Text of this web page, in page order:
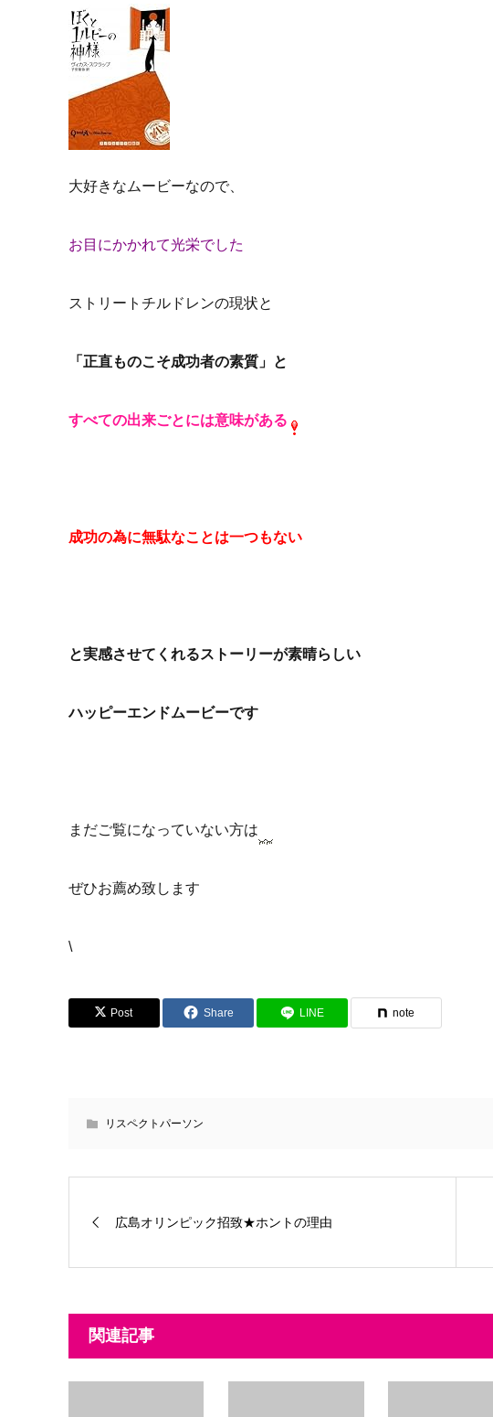
大好きなムービーなので、
お目にかかれて光栄でした
ストリートチルドレンの現状と
「正直ものこそ成功者の素質」と
すべての出来ごとには意味がある
成功の為に無駄なことは一つもない
と実感させてくれるストーリーが素晴らしい
ハッピーエンドムービーです
まだご覧になっていない方は
ぜひお薦め致します
\
Post Share LINE note
リスペクトパーソン
広島オリンピック招致★ホントの理由
関連記事